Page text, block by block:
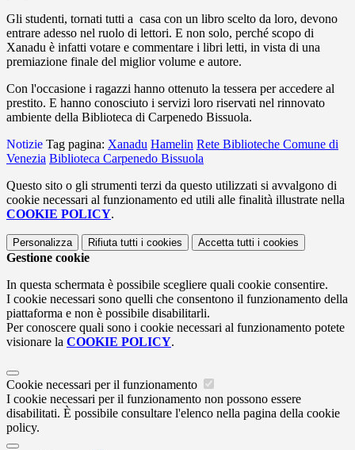
Gli studenti, tornati tutti a casa con un libro scelto da loro, devono
entrare adesso nel ruolo di lettori. E non solo, perché scopo di
Xanadu è infatti votare e commentare i libri letti, in vista di una
premiazione finale del miglior volume e autore.
Con l'occasione i ragazzi hanno ottenuto la tessera per accedere al
prestito. E hanno conosciuto i servizi loro riservati nel rinnovato
ambiente della Biblioteca di Carpenedo Bissuola.
Notizie Tag pagina: Xanadu Hamelin Rete Biblioteche Comune di
Venezia Biblioteca Carpenedo Bissuola
Questo sito o gli strumenti terzi da questo utilizzati si avvalgono di
cookie necessari al funzionamento ed utili alle finalità illustrate nella
COOKIE POLICY.
Personalizza Rifiuta tutti i cookies Accetta tutti i cookies
Gestione cookie
In questa schermata è possibile scegliere quali cookie consentire.
I cookie necessari sono quelli che consentono il funzionamento della
piattaforma e non è possibile disabilitarli.
Per conoscere quali sono i cookie necessari al funzionamento potete
visionare la COOKIE POLICY.
Cookie necessari per il funzionamento
I cookie necessari per il funzionamento non possono essere
disabilitati. È possibile consultare l'elenco nella pagina della cookie
policy.